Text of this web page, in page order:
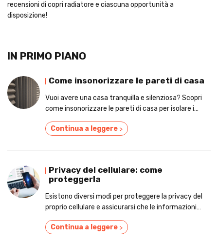
recensioni di copri radiatore e ciascuna opportunità a
disposizione!
IN PRIMO PIANO
Come insonorizzare le pareti di casa
Vuoi avere una casa tranquilla e silenziosa? Scopri
come insonorizzare le pareti di casa per isolare i
esistono
Continua a leggere >
Privacy del cellulare: come
proteggerla
Esistono diversi modi per proteggere la privacy del
proprio cellulare e assicurarsi che le informazioni
Continua a leggere >